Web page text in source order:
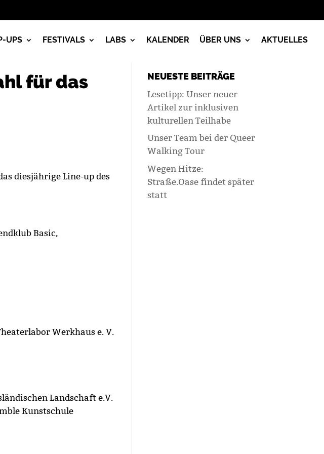
UPS FESTIVALS LABS KALENDER ÜBER UNS AKTUELLES
für das
diesjährige Line-up des
Basic,
Werkhaus e. V.
Landschaft e.V.
Kunstschule
NEUESTE BEITRÄGE
Lesetipp: Unser neuer
Artikel zur inklusiven
kulturellen Teilhabe
Unser Team bei der Queer
Walking Tour
Wegen Hitze:
Straße.Oase findet später
statt